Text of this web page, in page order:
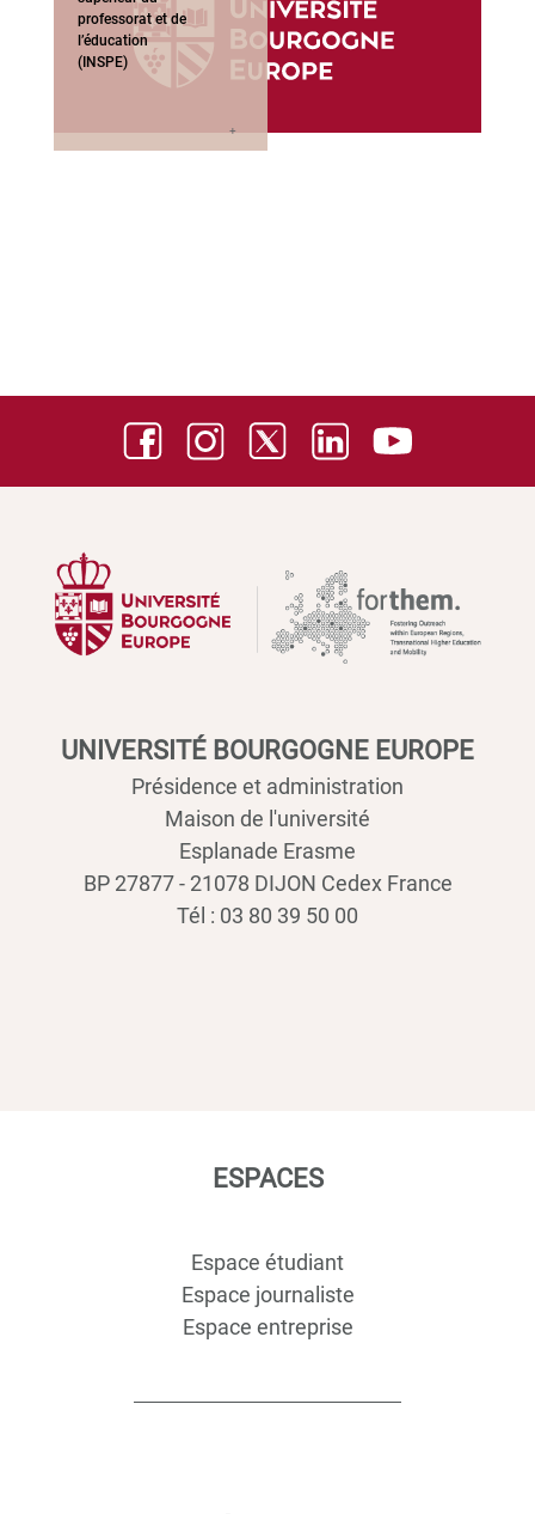
professorat et de
l’éducation
(INSPE)
UNIVERSITÉ BOURGOGNE EUROPE
Présidence et administration
Maison de l'université
Esplanade Erasme
BP 27877 - 21078 DIJON Cedex France
Tél : 03 80 39 50 00
ESPACES
Espace étudiant
Espace journaliste
Espace entreprise